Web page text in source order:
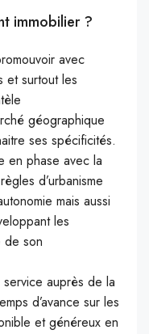
immobilier ?
avec
et surtout les
géographique
ses spécificités.
en phase avec la
d’urbanisme
mais aussi
les
de son
auprès de la
d’avance sur les
et généreux en